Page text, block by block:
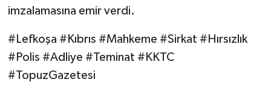
imzalamasına emir verdi.
#Lefkoşa #Kıbrıs #Mahkeme #Sirkat #Hırsızlık
#Polis #Adliye #Teminat #KKTC
#TopuzGazetesi